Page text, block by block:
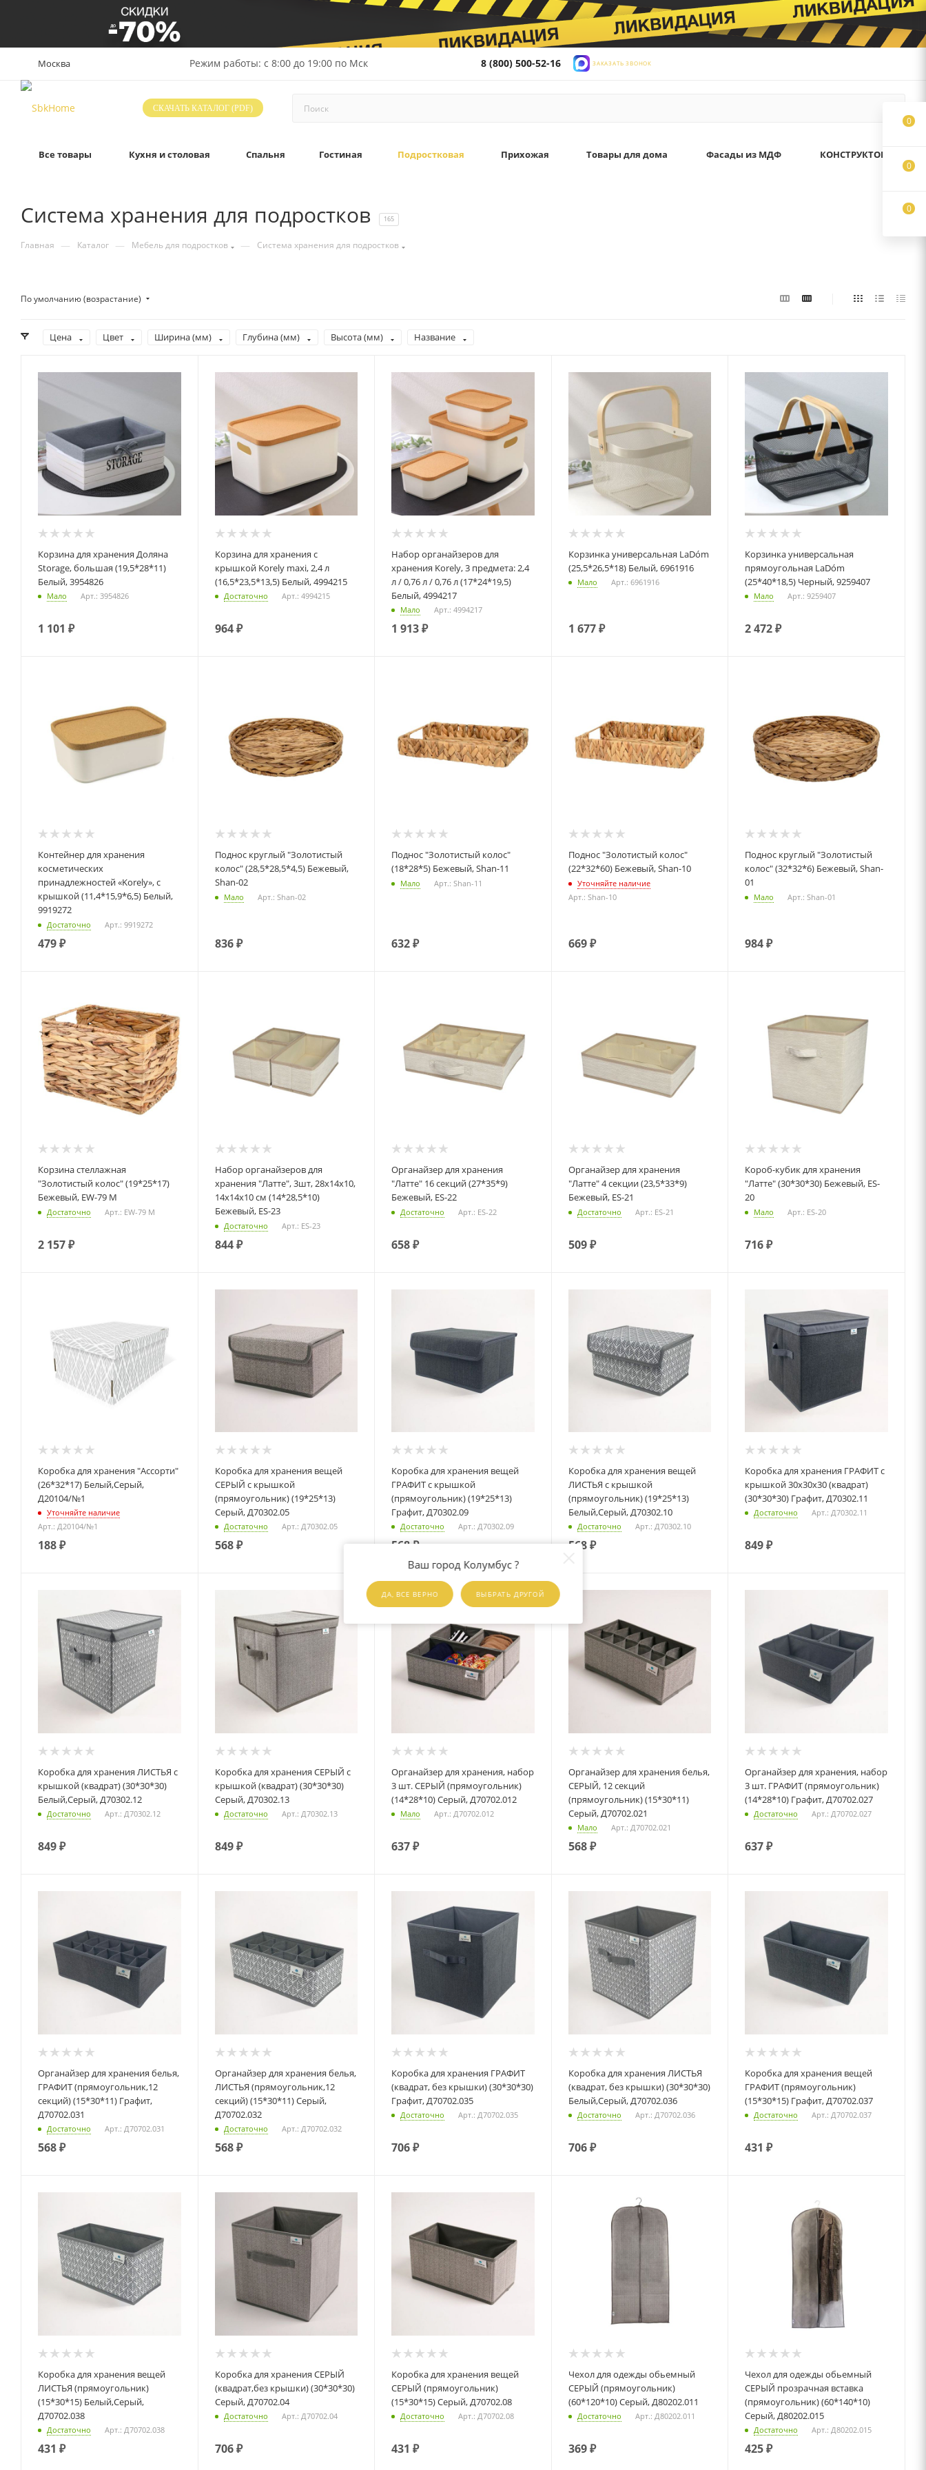
Москва
Ваш город Колумбус ?
ДА, ВСЕ ВЕРНО ВЫБРАТЬ ДРУГОЙ
Режим работы: с 8:00 до 19:00 по Мск 8 (800) 500-52-16 ЗАКАЗАТЬ ЗВОНОК
СКАЧАТЬ КАТАЛОГ (PDF)
Все товары Кухня и столовая Спальня Гостиная Подростковая Прихожая Товары для дома Фасады из МДФ КОНСТРУКТОР
Система хранения для подростков 165
Главная — Каталог — Мебель для подростков — Система хранения для подростков
По умолчанию (возрастание)
Цена Цвет Ширина (мм) Глубина (мм) Высота (мм) Название
Корзина для хранения Доляна
Storage, большая (19,5*28*11)
Белый, 3954826
Мало Арт.: 3954826
1 101 ₽
Корзина для хранения с
крышкой Korely maxi, 2,4 л
(16,5*23,5*13,5) Белый, 4994215
Достаточно Арт.: 4994215
964₽
Набор органайзеров для
хранения Korely, 3 предмета: 2,4
л / 0,76 л / 0,76 л (17*24*19,5)
Белый, 4994217
Мало Арт.: 4994217
1 913₽
Корзинка универсальная LaDо́m
(25,5*26,5*18) Белый, 6961916
Мало Арт.: 6961916
1 677₽
Корзинка универсальная
прямоугольная LaDо́m
(25*40*18,5) Черный, 9259407
Мало Арт.: 9259407
2 472₽
Контейнер для хранения
косметических
принадлежностей «Korely», с
крышкой (11,4*15,9*6,5) Белый,
9919272
Достаточно Арт.: 9919272
479₽
Поднос круглый "Золотистый
колос" (28,5*28,5*4,5) Бежевый,
Shan-02
Мало Арт.: Shan-02
836₽
Поднос "Золотистый колос"
(18*28*5) Бежевый, Shan-11
Мало Арт.: Shan-11
632₽
Поднос "Золотистый колос"
(22*32*60) Бежевый, Shan-10
Уточняйте наличие
Арт.: Shan-10
669₽
Поднос круглый "Золотистый
колос" (32*32*6) Бежевый, Shan-
01
Мало Арт.: Shan-01
984₽
Корзина стеллажная
"Золотистый колос" (19*25*17)
Бежевый, EW-79 M
Достаточно Арт.: EW-79 M
2 157₽
Набор органайзеров для
хранения "Латте", 3шт, 28х14х10,
14х14х10 см (14*28,5*10)
Бежевый, ES-23
Достаточно Арт.: ES-23
844₽
Органайзер для хранения
"Латте" 16 секций (27*35*9)
Бежевый, ES-22
Достаточно Арт.: ES-22
658₽
Органайзер для хранения
"Латте" 4 секции (23,5*33*9)
Бежевый, ES-21
Достаточно Арт.: ES-21
509₽
Короб-кубик для хранения
"Латте" (30*30*30) Бежевый, ES-
20
Мало Арт.: ES-20
716₽
Коробка для хранения "Ассорти"
(26*32*17) Белый,Серый,
Д20104/№1
Уточняйте наличие
Арт.: Д20104/№1
188₽
Коробка для хранения вещей
СЕРЫЙ с крышкой
(прямоугольник) (19*25*13)
Серый, Д70302.05
Достаточно Арт.: Д70302.05
568₽
Коробка для хранения вещей
ГРАФИТ с крышкой
(прямоугольник) (19*25*13)
Графит, Д70302.09
Достаточно Арт.: Д70302.09
568 ₽
Коробка для хранения вещей
ЛИСТЬЯ с крышкой
(прямоугольник) (19*25*13)
Белый,Серый, Д70302.10
Достаточно Арт.: Д70302.10
568₽
Коробка для хранения ГРАФИТ с
крышкой 30x30x30 (квадрат)
(30*30*30) Графит, Д70302.11
Достаточно Арт.: Д70302.11
849₽
Коробка для хранения ЛИСТЬЯ с
крышкой (квадрат) (30*30*30)
Белый,Серый, Д70302.12
Достаточно Арт.: Д70302.12
849₽
Коробка для хранения СЕРЫЙ с
крышкой (квадрат) (30*30*30)
Серый, Д70302.13
Достаточно Арт.: Д70302.13
849₽
Органайзер для хранения, набор
3 шт. СЕРЫЙ (прямоугольник)
(14*28*10) Серый, Д70702.012
Мало Арт.: Д70702.012
637₽
Органайзер для хранения белья,
СЕРЫЙ, 12 секций
(прямоугольник) (15*30*11)
Серый, Д70702.021
Мало Арт.: Д70702.021
568₽
Органайзер для хранения, набор
3 шт. ГРАФИТ (прямоугольник)
(14*28*10) Графит, Д70702.027
Достаточно Арт.: Д70702.027
637₽
Органайзер для хранения белья,
ГРАФИТ (прямоугольник,12
секций) (15*30*11) Графит,
Д70702.031
Достаточно Арт.: Д70702.031
568₽
Органайзер для хранения белья,
ЛИСТЬЯ (прямоугольник,12
секций) (15*30*11) Серый,
Д70702.032
Достаточно Арт.: Д70702.032
568₽
Коробка для хранения ГРАФИТ
(квадрат, без крышки) (30*30*30)
Графит, Д70702.035
Достаточно Арт.: Д70702.035
706₽
Коробка для хранения ЛИСТЬЯ
(квадрат, без крышки) (30*30*30)
Белый,Серый, Д70702.036
Достаточно Арт.: Д70702.036
706₽
Коробка для хранения вещей
ГРАФИТ (прямоугольник)
(15*30*15) Графит, Д70702.037
Достаточно Арт.: Д70702.037
431 ₽
Коробка для хранения вещей
ЛИСТЬЯ (прямоугольник)
(15*30*15) Белый,Серый,
Д70702.038
Достаточно Арт.: Д70702.038
431 ₽
Коробка для хранения СЕРЫЙ
(квадрат,без крышки) (30*30*30)
Серый, Д70702.04
Достаточно Арт.: Д70702.04
706₽
Коробка для хранения вещей
СЕРЫЙ (прямоугольник)
(15*30*15) Серый, Д70702.08
Достаточно Арт.: Д70702.08
431 ₽
Чехол для одежды обьемный
СЕРЫЙ (прямоугольник)
(60*120*10) Серый, Д80202.011
Достаточно Арт.: Д80202.011
369₽
Чехол для одежды обьемный
СЕРЫЙ прозрачная вставка
(прямоугольник) (60*140*10)
Серый, Д80202.015
Достаточно Арт.: Д80202.015
425₽
0
0
0